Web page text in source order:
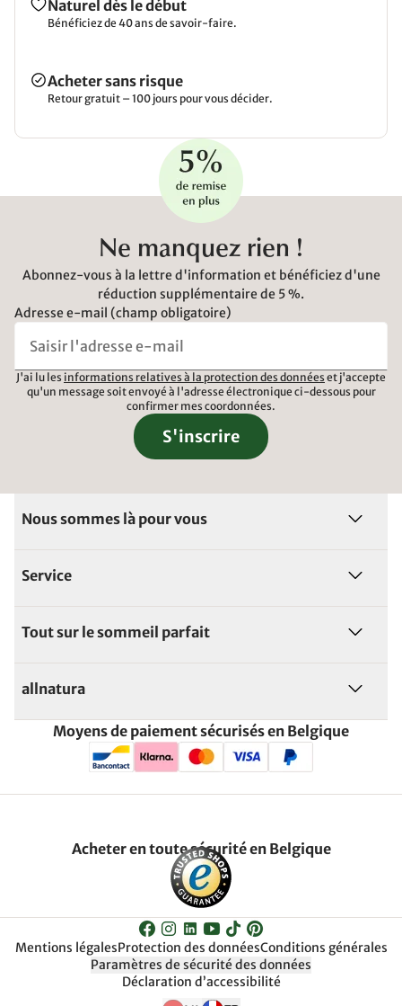
Naturel dès le début
Bénéficiez de 40 ans de savoir-faire.
Acheter sans risque
Retour gratuit – 100 jours pour vous décider.
Ne manquez rien !
Abonnez-vous à la lettre d'information et bénéficiez d'une
réduction supplémentaire de 5 %.
Adresse e-mail (champ obligatoire)
J'ai lu les informations relatives à la protection des données et j'accepte
qu'un message soit envoyé à l'adresse électronique ci-dessous pour
confirmer mes coordonnées.
S'inscrire
Nous sommes là pour vous
Service
Tout sur le sommeil parfait
allnatura
Moyens de paiement sécurisés en Belgique
Acheter en toute sécurité en Belgique
Mentions légalesProtection des donnéesConditions générales
Paramètres de sécurité des données
Déclaration d’accessibilité